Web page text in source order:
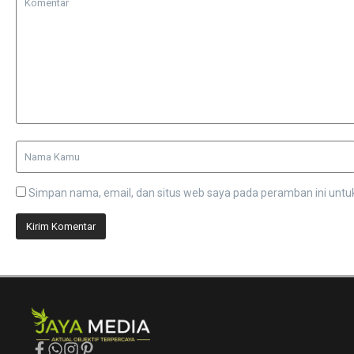
Simpan nama, email, dan situs web saya pada peramban ini